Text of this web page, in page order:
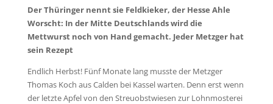
Der Thüringer nennt sie Feldkieker, der Hesse Ahle
Worscht: In der Mitte Deutschlands wird die
Mettwurst noch von Hand gemacht. Jeder Metzger hat
sein Rezept
Endlich Herbst! Fünf Monate lang musste der Metzger
Thomas Koch aus Calden bei Kassel warten. Denn erst wenn
der letzte Apfel von den Streuobstwiesen zur Lohnmosterei